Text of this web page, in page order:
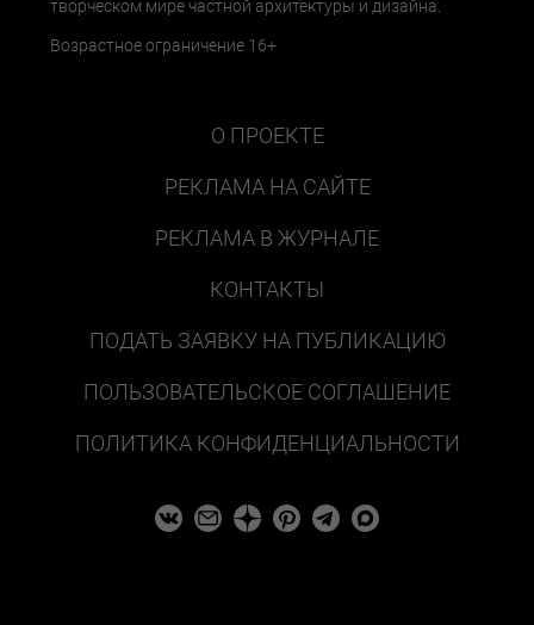
творческом мире частной архитектуры и дизайна.
Возрастное ограничение 16+
О ПРОЕКТЕ
РЕКЛАМА НА САЙТЕ
РЕКЛАМА В ЖУРНАЛЕ
КОНТАКТЫ
ПОДАТЬ ЗАЯВКУ НА ПУБЛИКАЦИЮ
ПОЛЬЗОВАТЕЛЬСКОЕ СОГЛАШЕНИЕ
ПОЛИТИКА КОНФИДЕНЦИАЛЬНОСТИ